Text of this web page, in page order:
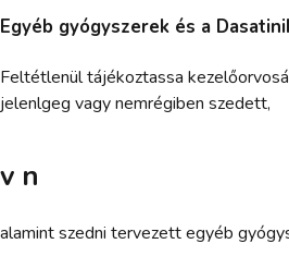
Egyéb gyógyszerek és a
Feltétlenül tájékoztassa
jelenlgeg vagy nemrégiben szedett,
v n
alamint szedni tervezett egyéb